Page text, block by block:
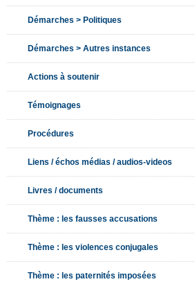
Démarches > Politiques
Démarches > Autres instances
Actions à soutenir
Témoignages
Procédures
Liens / échos médias / audios-videos
Livres / documents
Thème : les fausses accusations
Thème : les violences conjugales
Thème : les paternités imposées